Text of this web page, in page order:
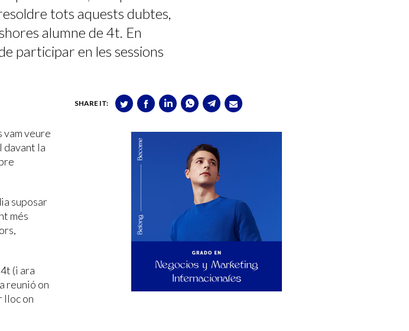
tots aquests dubtes,
alumne de 4t. En
participar en les sessions
SHARE IT:
vam veure
davant la
suposar
més
(i ara
reunió on
lloc on